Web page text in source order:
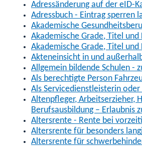
Adressänderung auf der eID-
Adressbuch - Eintrag sperren
Akademische
Akademische Grade, Titel
Akademische Grade, Titel
Akteneinsicht in und
Allgemein bildende Schulen -
Als berechtigte Person
Als Servicedienstleisterin
Altenpfleger, Arbeitserzieher,
Berufsausbildung – Erlaubnis
Altersrente - Rente bei
Altersrente für besonders
Altersrente für